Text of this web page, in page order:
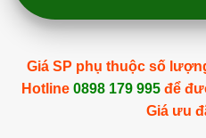
Giá SP phụ thuộc số
Hotline 0898 179 995để
Giá ưu